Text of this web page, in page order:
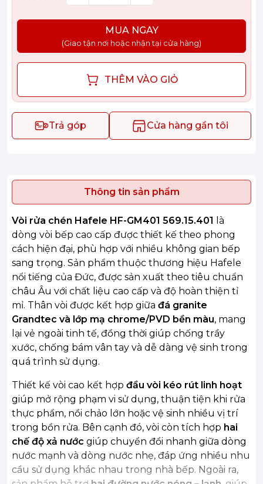
MUA NGAY
(Giao tận nơi hoặc nhận tại cửa hàng)
THÊM VÀO GIỎ
Trả góp Cửa hàng gần tôi
Thông tin sản phẩm
Vòi rửa chén Hafele HF-GM401 569.15.401 là
dòng vòi bếp cao cấp được thiết kế theo phong
cách hiện đại, phù hợp với nhiều không gian bếp
sang trọng. Sản phẩm thuộc thương hiệu Hafele
nổi tiếng của Đức, được sản xuất theo tiêu chuẩn
châu Âu với chất liệu cao cấp và độ hoàn thiện tỉ
mỉ. Thân vòi được kết hợp giữa đá granite
Grandtec và lớp mạ chrome/PVD bền màu, mang
lại vẻ ngoài tinh tế, đồng thời giúp chống trầy
xước, chống bám vân tay và dễ dàng vệ sinh trong
quá trình sử dụng.
Thiết kế vòi cao kết hợp đầu vòi kéo rút linh hoạt
giúp mở rộng phạm vi sử dụng, thuận tiện khi rửa
thực phẩm, nồi chảo lớn hoặc vệ sinh nhiều vị trí
trong bồn rửa. Bên cạnh đó, vòi còn tích hợp hai
chế độ xả nước giúp chuyển đổi nhanh giữa dòng
nước mạnh và dòng nước nhẹ, đáp ứng nhiều nhu
cầu sử dụng khác nhau trong nhà bếp. Ngoài ra,